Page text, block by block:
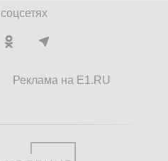
Реклама на E1.RU